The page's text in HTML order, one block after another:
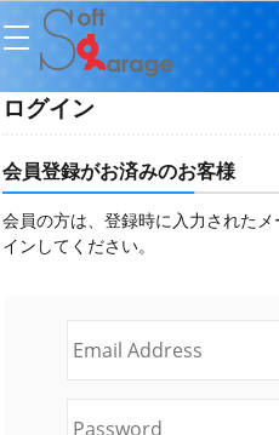
ログイン
会員登録がお済みのお客様
会員の方は、登録時に入力された
インしてください。